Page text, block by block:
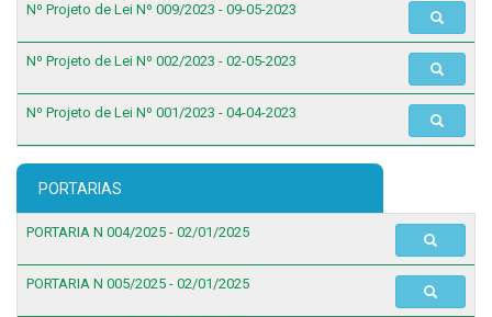
Nº Projeto de Lei Nº 009/2023 - 09-05-2023
Nº Projeto de Lei Nº 002/2023 - 02-05-2023
Nº Projeto de Lei Nº 001/2023 - 04-04-2023
PORTARIAS
PORTARIA N 004/2025 - 02/01/2025
PORTARIA N 005/2025 - 02/01/2025